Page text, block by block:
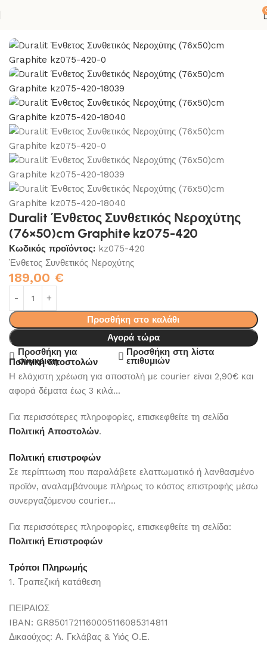
Duralit Ένθετος Συνθετικός Νεροχύτης
(76×50)cm Graphite kz075-420
Κωδικός προϊόντος: kz075-420
Ένθετος Συνθετικός Νεροχύτης
189,00 €
Προσθήκη στο καλάθι
Αγορά τώρα
Προσθήκη για
σύγκριση
Προσθήκη στη λίστα
επιθυμιών
Πολιτική αποστολών
Η ελάχιστη χρέωση για αποστολή με courier είναι 2,90€ και
αφορά δέματα έως 3 κιλά...
Για περισσότερες πληροφορίες, επισκεφθείτε τη σελίδα
Πολιτική Αποστολών.
Πολιτική επιστροφών
Σε περίπτωση που παραλάβετε ελαττωματικό ή λανθασμένο
προϊόν, αναλαμβάνουμε πλήρως το κόστος επιστροφής μέσω
συνεργαζόμενου courier...
Για περισσότερες πληροφορίες, επισκεφθείτε τη σελίδα:
Πολιτική Επιστροφών
Τρόποι Πληρωμής
1. Τραπεζική κατάθεση
ΠΕΙΡΑΙΩΣ
IBAN: GR8501721160005116085314811
Δικαούχος: Α. Γκλάβας & Υιός Ο.Ε.